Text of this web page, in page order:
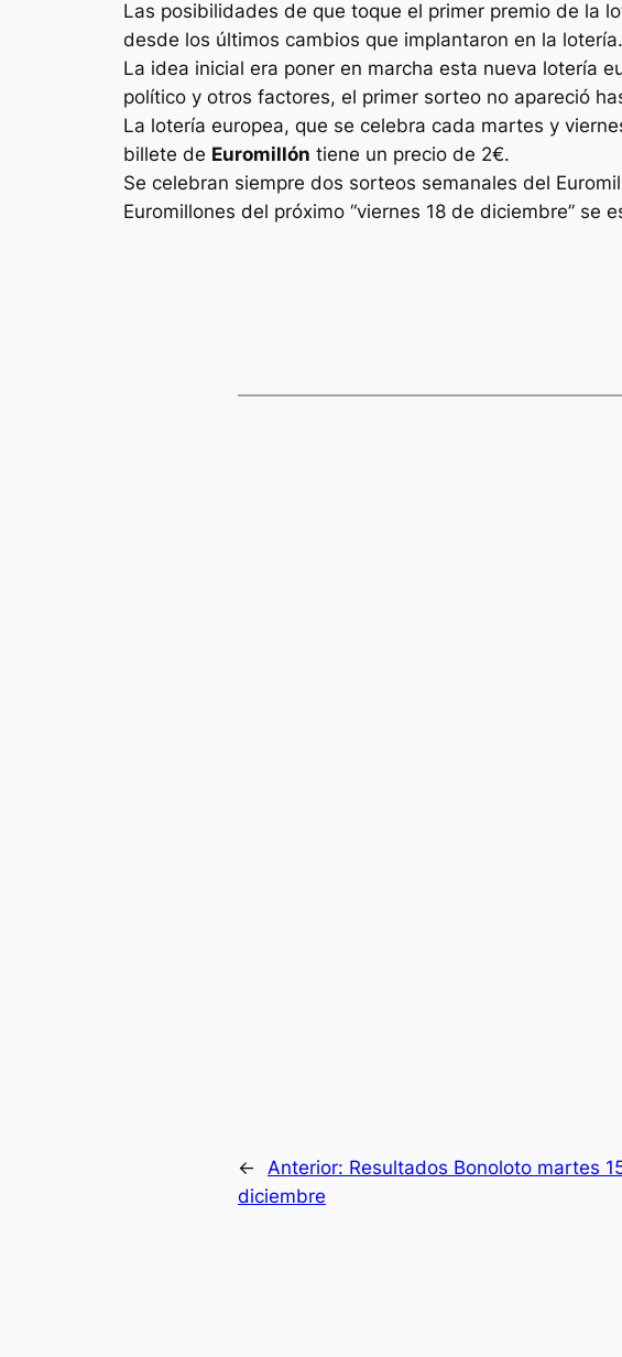
Las posibilidades de que toque el primer premio de la
desde los últimos cambios que implantaron en la lotería.
La idea inicial era poner en marcha esta nueva lotería
político y otros factores, el primer sorteo no apareció
La lotería europea, que se celebra cada martes y
billete de Euromillón tiene un precio de 2€.
Se celebran siempre dos sorteos semanales del
Euromillones del próximo “viernes 18 de diciembre” se
← Anterior: Resultados Bonoloto martes
diciembre